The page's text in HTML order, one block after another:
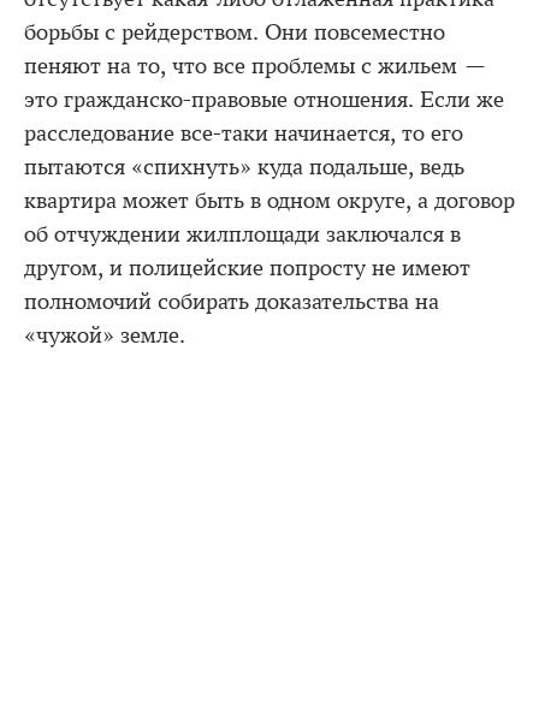
борьбы с рейдерством. Они повсеместно
пеняют на то, что все проблемы с жильем —
это гражданско-правовые отношения. Если же
расследование все-таки начинается, то его
пытаются «спихнуть» куда подальше, ведь
квартира может быть в одном округе, а договор
об отчуждении жилплощади заключался в
другом, и полицейские попросту не имеют
полномочий собирать доказательства на
«чужой» земле.